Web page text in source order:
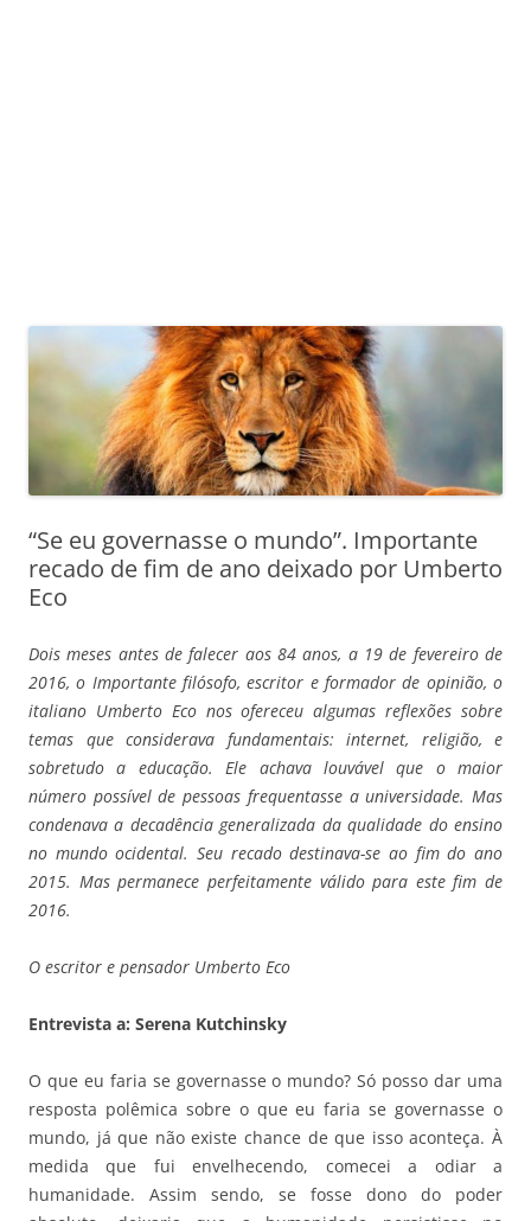
“Se eu governasse o mundo”. Importante
recado de fim de ano deixado por Umberto
Eco
Dois meses antes de falecer aos 84 anos, a 19 de fevereiro de
2016, o Importante filósofo, escritor e formador de opinião, o
italiano Umberto Eco nos ofereceu algumas reflexões sobre
temas que considerava fundamentais: internet, religião, e
sobretudo a educação. Ele achava louvável que o maior
número possível de pessoas frequentasse a universidade. Mas
condenava a decadência generalizada da qualidade do ensino
no mundo ocidental. Seu recado destinava-se ao fim do ano
2015. Mas permanece perfeitamente válido para este fim de
2016.
O escritor e pensador Umberto Eco
Entrevista a: Serena Kutchinsky
O que eu faria se governasse o mundo? Só posso dar uma
resposta polêmica sobre o que eu faria se governasse o
mundo, já que não existe chance de que isso aconteça. À
medida que fui envelhecendo, comecei a odiar a
humanidade. Assim sendo, se fosse dono do poder